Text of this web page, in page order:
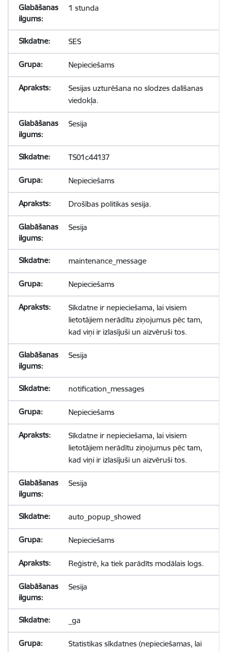
1 stunda
SES
Nepieciešams
Sesijas uzturēšana no slodzes dalīšanas
viedokļa.
Sesija
TS01c44137
Nepieciešams
Drošības politikas sesija.
Sesija
maintenance_message
Nepieciešams
Sīkdatne ir nepieciešama, lai visiem
lietotājiem nerādītu ziņojumus pēc tam,
kad viņi ir izlasījuši un aizvēruši tos.
Sesija
notification_messages
Nepieciešams
Sīkdatne ir nepieciešama, lai visiem
lietotājiem nerādītu ziņojumus pēc tam,
kad viņi ir izlasījuši un aizvēruši tos.
Sesija
auto_popup_showed
Nepieciešams
Reģistrē, ka tiek parādīts modālais logs.
Sesija
_ga
Statistikas sīkdatnes (nepieciešamas, lai